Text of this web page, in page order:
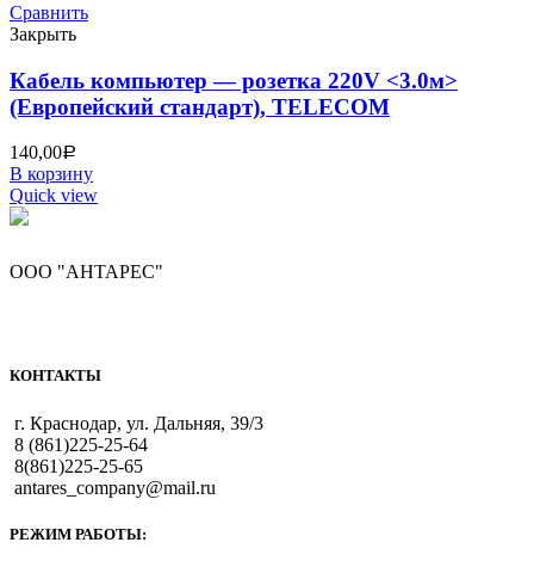
Сравнить
Закрыть
Кабель компьютер — розетка 220V <3.0м>
(Европейский стандарт), TELECOM
140,00Р
В корзину
Quick view
ООО "АНТАРЕС"
КОНТАКТЫ
г. Краснодар, ул. Дальняя, 39/3
8 (861)225-25-64
8(861)225-25-65
antares_company@mail.ru
РЕЖИМ РАБОТЫ: